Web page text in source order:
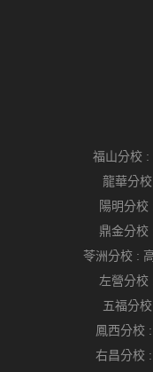
福山分校 :
龍華分
陽明分校
鼎金分校
苓洲分校 :
左營分校
五福分
鳳西分校 :
右昌分校 :